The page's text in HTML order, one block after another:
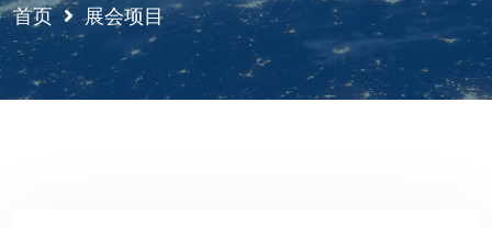
首页 展会项目